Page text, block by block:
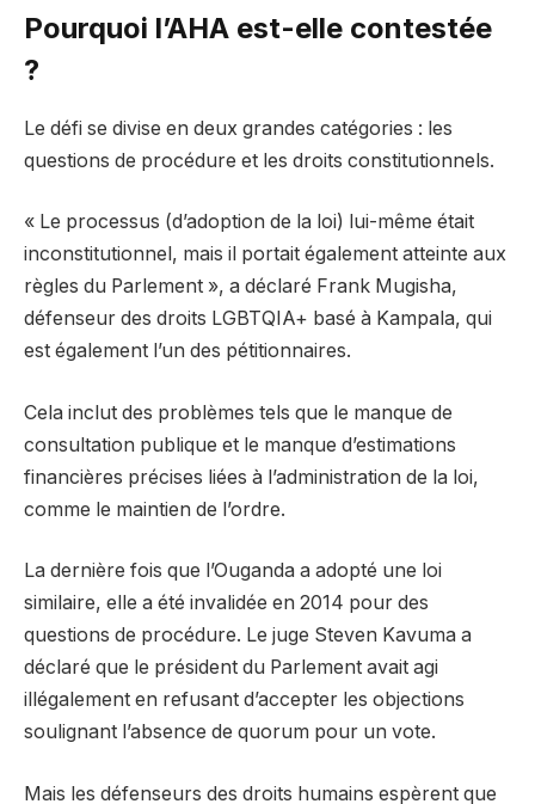
Pourquoi l’AHA est-elle contestée
?
Le défi se divise en deux grandes catégories : les
questions de procédure et les droits constitutionnels.
« Le processus (d’adoption de la loi) lui-même était
inconstitutionnel, mais il portait également atteinte aux
règles du Parlement », a déclaré Frank Mugisha,
défenseur des droits LGBTQIA+ basé à Kampala, qui
est également l’un des pétitionnaires.
Cela inclut des problèmes tels que le manque de
consultation publique et le manque d’estimations
financières précises liées à l’administration de la loi,
comme le maintien de l’ordre.
La dernière fois que l’Ouganda a adopté une loi
similaire, elle a été invalidée en 2014 pour des
questions de procédure. Le juge Steven Kavuma a
déclaré que le président du Parlement avait agi
illégalement en refusant d’accepter les objections
soulignant l’absence de quorum pour un vote.
Mais les défenseurs des droits humains espèrent que